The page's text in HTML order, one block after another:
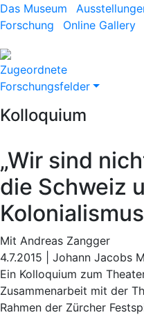
Das Museum
Forschung
Online Gallery
Zugeordnete
Forschungsfelder
Kolloquium
„Wir sind
die Schweiz
Kolonialismus
Mit Andreas Zangger
4.7.2015 | Johann Jacobs
Ein Kolloquium zum
Zusammenarbeit mit der
Rahmen der Zürcher